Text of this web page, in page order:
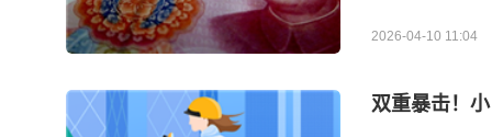
2026-04-10 11:04
双重暴击！